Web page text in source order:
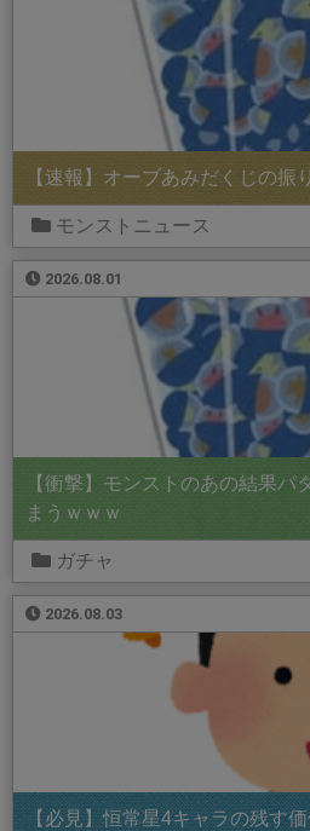
【速報】オーブあみだくじの振
モンストニュース
2026.08.01
【衝撃】モンストのあの結果パ
まうｗｗｗ
ガチャ
2026.08.03
【必見】恒常星4キャラの残す